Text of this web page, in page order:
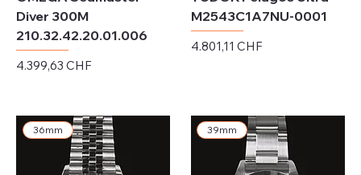
Diver 300M
210.32.42.20.01.006
Preis
4.399,63 CHF
M2543C1A7NU-0001
Preis
4.801,11 CHF
36mm 39mm